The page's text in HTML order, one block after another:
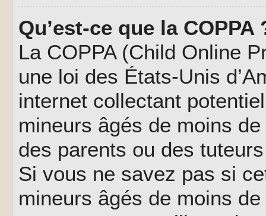
Qu’est-ce que la COPPA
La COPPA (Child Online
une loi des États-Unis
internet collectant
mineurs âgés de moins
des parents ou des
Si vous ne savez pas si
mineurs âgés de moins